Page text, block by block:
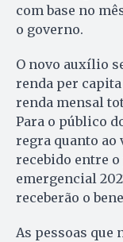
com base no
o governo.
O novo auxílio
renda per
renda mensal
Para o público
regra quanto ao
recebido entre
emergencial
receberão o
As pessoas que